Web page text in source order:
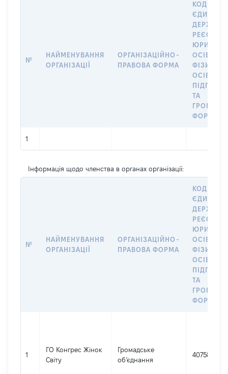
№
НАЙМЕНУВАННЯ
ОРГАНІЗАЦІЇ
ОРГАНІЗАЦІЙНО-
ПРАВОВА ФОРМА
КОД В
РЕЄСТРІ
ОСІБ,
ОСІБ –
ТА
1
Інформація щодо членства в органах організації:
№
НАЙМЕНУВАННЯ
ОРГАНІЗАЦІЇ
ОРГАНІЗАЦІЙНО-
ПРАВОВА ФОРМА
КОД В
РЕЄСТРІ
ОСІБ,
ОСІБ –
ТА
1
ГО Конгрес Жінок
Світу
Громадське
об’єднання
40758876